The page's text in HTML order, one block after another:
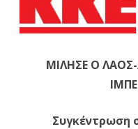
ΜΙΛΗΣΕ Ο
Συγκέντρωση